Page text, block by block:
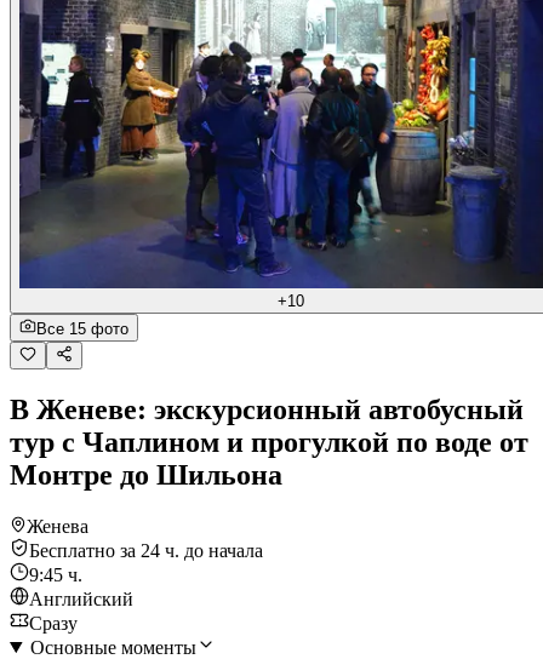
+10
Все 15 фото
В Женеве: экскурсионный автобусный
тур с Чаплином и прогулкой по воде от
Монтре до Шильона
Женева
Бесплатно за 24 ч. до начала
9:45 ч.
Английский
Сразу
Основные моменты